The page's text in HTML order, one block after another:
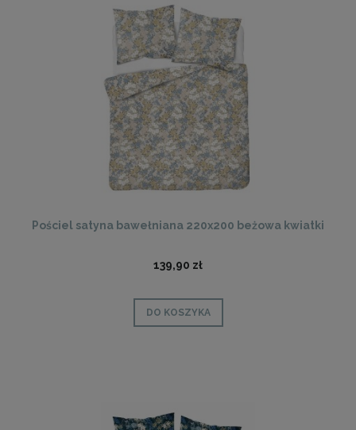
Pościel satyna bawełniana 220x200 beżowa kwiatki
139,90 zł
DO KOSZYKA